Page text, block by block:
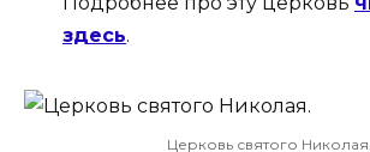
здесь.
Церковь святого Николая.